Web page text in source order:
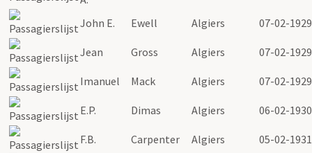
John E. Ewell Algiers 07-02-1929
Jean Gross Algiers 07-02-1929
Imanuel Mack Algiers 07-02-1929
E.P. Dimas Algiers 06-02-1930
F.B. Carpenter Algiers 05-02-1931